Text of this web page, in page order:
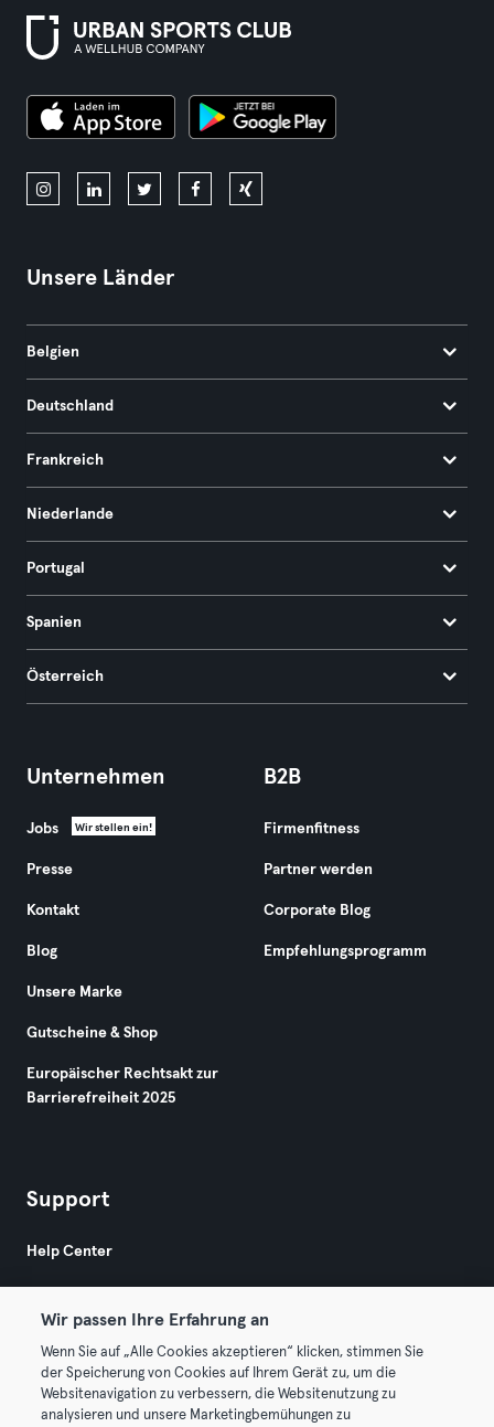
Unsere Länder
Belgien
Deutschland
Frankreich
Niederlande
Portugal
Spanien
Österreich
Unternehmen
Jobs Wir stellen ein!
Presse
Kontakt
Blog
Unsere Marke
Gutscheine & Shop
Europäischer Rechtsakt zur
Barrierefreiheit 2025
B2B
Firmenfitness
Partner werden
Corporate Blog
Empfehlungsprogramm
Support
Help Center
© 2026 Urban Sports Group GmbH. All rights reserved.
Wir passen Ihre Erfahrung an
Wenn Sie auf „Alle Cookies akzeptieren“ klicken, stimmen Sie
der Speicherung von Cookies auf Ihrem Gerät zu, um die
Websitenavigation zu verbessern, die Websitenutzung zu
analysieren und unsere Marketingbemühungen zu